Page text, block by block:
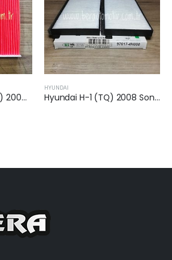
Hyundai H-1 (TQ) 2008 Sonrası 2.5 Crdi Kabin Filtresi